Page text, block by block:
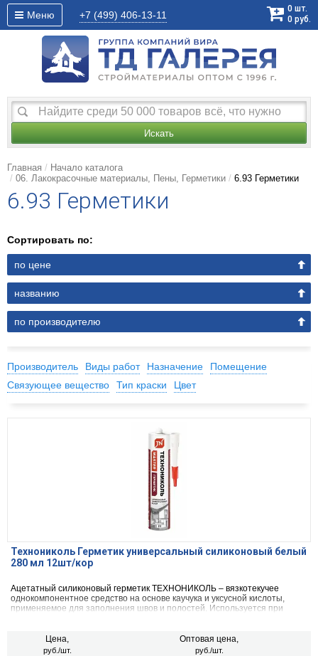
Меню +7 (499) 406-13-11
0 шт.
0 руб.
Искать
Главная
Начало каталога
06. Лакокрасочные материалы, Пены, Герметики
6.93 Герметики
6.93 Герметики
Сортировать по:
по цене
названию
по производителю
Производитель Виды работ Назначение
Помещение
Связующее вещество
Тип краски Цвет
Технониколь Герметик универсальный силиконовый белый
280 мл 12шт/кор
Ацетатный силиконовый герметик ТЕХНОНИКОЛЬ – вязкотекучее
однокомпонентное средство на основе каучука и уксусной кислоты,
применяемое для заполнения швов и полостей. Используется при
Цена,
руб./шт.
Оптовая цена,
руб./шт.